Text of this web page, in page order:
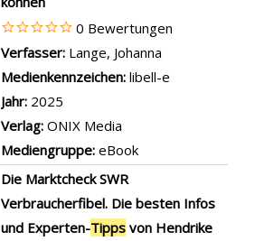
0 Bewertungen
Verfasser: Lange, Johanna
Medienkennzeichen: libell-e
Jahr: 2025
Verlag: ONIX Media
Mediengruppe: eBook
Die Marktcheck SWR
Verbraucherfibel. Die besten Infos
und Experten-Tipps von Hendrike